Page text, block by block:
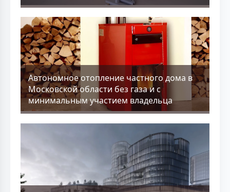
Aвтономное отопление частного дома в
Московской области без газа и с
минимальным участием владельца